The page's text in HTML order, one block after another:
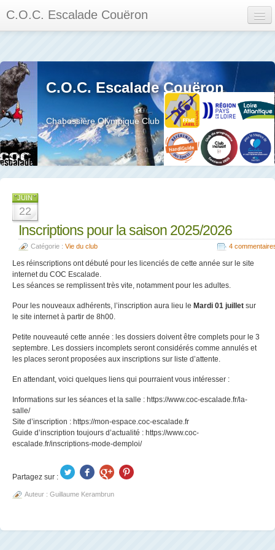
C.O.C. Escalade Couëron
Calendrier des événements et des compétitions
Les membres
Les séances
Privée
La salle et le mur
C.O.C. Escalade Couëron
Chabossière Olympique Club
JUIN
22
Inscriptions pour la saison 2025/2026
Catégorie : Vie du club 4
Les réinscriptions ont débuté pour les licenciés de cette année sur le site
internet du COC Escalade.
Les séances se remplissent très vite, notamment pour les adultes.
Pour les nouveaux adhérents, l’inscription aura lieu le Mardi 01 juillet sur
le site internet à partir de 8h00.
Petite nouveauté cette année : les dossiers doivent être complets pour le 3
septembre. Les dossiers incomplets seront considérés comme annulés et
les places seront proposées aux inscriptions sur liste d’attente.
En attendant, voici quelques liens qui pourraient vous intéresser :
Informations sur les séances et la salle : https://www.coc-escalade.fr/la-
salle/
Site d’inscription : https://mon-espace.coc-escalade.fr
Guide d’inscription toujours d’actualité : https://www.coc-
escalade.fr/inscriptions-mode-demploi/
Partagez sur :
Auteur : Guillaume Kerambrun